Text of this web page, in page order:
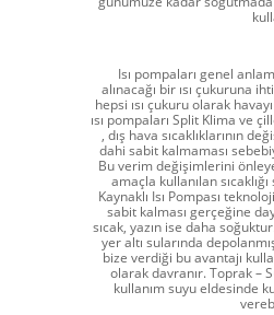
Isı pompaları genel
alınacağı bir ısı çukuruna
hepsi ısı çukuru olarak
ısı pompaları Split Klima ve
, dış hava sıcaklıklarının
dahi sabit kalmaması
Bu verim değişimlerini
amaçla kullanılan
Kaynaklı Isı Pompası
sabit kalması gerçeğine
sıcak, yazın ise daha
yer altı sularında
bize verdiği bu avantajı
olarak davranır. Toprak –
kullanım suyu eldesinde